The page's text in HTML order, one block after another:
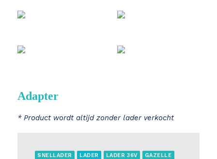
Adapter
* Product wordt altijd zonder lader verkocht
SNELLADER LADER LADER 36V GAZELLE